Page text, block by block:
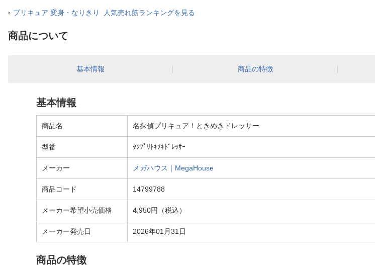
プリキュア 変身・なりきり 人気売れ筋ランキングを見る
商品について
基本情報 商品の特徴
基本情報
商品名 名探偵プリキュア！ときめきドレッサー
型番 ﾀﾝﾌﾟﾘﾄｷﾒｷﾄﾞﾚｯｻｰ
メーカー メガハウス｜MegaHouse
商品コード 14799788
メーカー希望小売価格 4,950円（税込）
メーカー発売日 2026年01月31日
商品の特徴